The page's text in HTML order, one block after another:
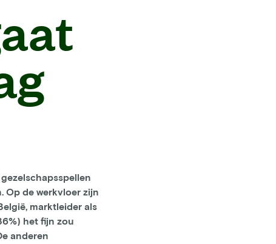
Op de werkvloer zijn
marktleider als
het fijn zou
anderen